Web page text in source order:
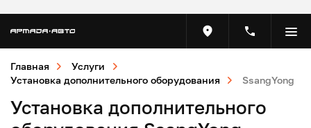
Главная
Услуги
Установка дополнительного оборудования
SsangYong
Установка дополнительного